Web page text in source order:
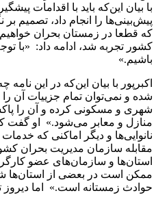
با بیان این‌که باید با اقدامات
پیش‌بینی‌ها را انجام داد، تصمیم
کشور تجربه شد، ادامه داد: «با
باشیم.»
اکبرپور با بیان این‌که در این
شهری و مسکونی کرده و آن را
منازل و معابر می‌شود.» او گفت
نانوایی‌ها و دیگر اماکنی که
مقابله سازمان مدیریت بحران
ممکن است در بعضی از استان‌ها
حوادث زمستانه است.» اما دیروز